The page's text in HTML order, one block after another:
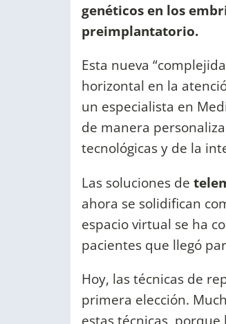
genéticos en los
preimplantatorio.
Esta nueva
horizontal en la
un especialista en
de manera
tecnológicas y de la
Las soluciones de
ahora se solidifican
espacio virtual se ha
pacientes que llegó
Hoy, las técnicas de
primera elección.
estas técnicas,